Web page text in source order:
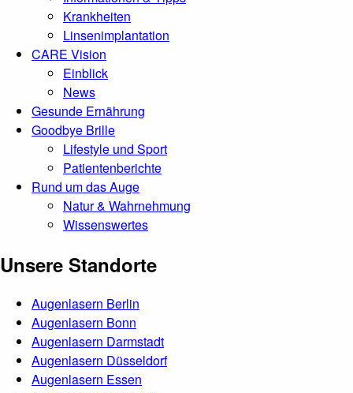
Krankheiten
Linsenimplantation
CARE Vision
Einblick
News
Gesunde Ernährung
Goodbye Brille
Lifestyle und Sport
Patientenberichte
Rund um das Auge
Natur & Wahrnehmung
Wissenswertes
Unsere Standorte
Augenlasern Berlin
Augenlasern Bonn
Augenlasern Darmstadt
Augenlasern Düsseldorf
Augenlasern Essen